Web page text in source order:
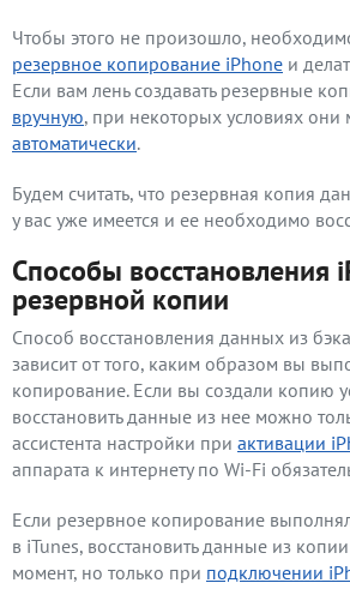
Чтобы этого не произошло,
резервное копирование iPhone и
Если вам лень создавать резервные
вручную, при некоторых условиях они
автоматически.
Будем считать, что резервная копия
у вас уже имеется и ее необходимо
Способы восстановления
резервной копии
Способ восстановления данных из
зависит от того, каким образом вы
копирование. Если вы создали копию
восстановить данные из нее можно
ассистента настройки при активации
аппарата к интернету по Wi-Fi
Если резервное копирование
в iTunes, восстановить данные из
момент, но только при подключении